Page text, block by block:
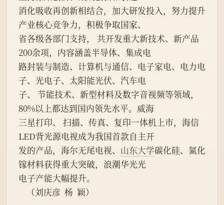
消化吸收再创新相结合，加大研发投入，努力提升
产业核心竞争力，积极争取国家、
省各级各部门支持， 共开发重大新技术、新产品
200余项，内容涵盖半导体、集成电
路封装与制造、计算机与通信、电子家电、电力电
子、光电子、太阳能光伏、汽车电
子、 节能技术、新型材料及数字音视频等领域，
80%以上都达到国内领先水平。威海
三星打印、 扫描、传真、复印一体机上市，海信
LED背光源电视成为我国首款自主开
发的产品，海尔无尾电视、 山东大学碳化硅、氮化
镓材料获得重大突破，浪潮华光光
电子产能大幅提升。
    （刘庆彦  杨  颖）